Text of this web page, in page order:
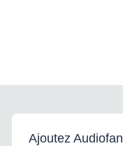
Ajoutez